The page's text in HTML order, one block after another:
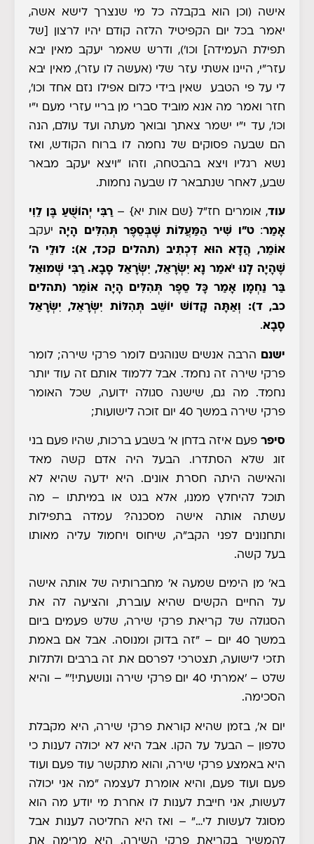
אישה (וכן הוא בקבלה כל מי שנצרך לישא אשה,
יאמר בכל יום הקפיטיל הלזה קודם יהיו לרצון
[של
תפילת העמידה]
וכו'), ודרש שאמר יעקב מאין יבא
עזר"י, היינו אשתי עזר שלי (אעשה לו עזר), מאין יבא
לי על פי הטבע שאין בידי כלום אפילו נזם אחד וכו',
חזר ואמר מה אנא מוביד סברי מן בריי עזרי מעם י"י
וכו', עד י"י ישמר צאתך ובואך מעתה ועד עולם, הנה
הם שבעה פסוקים של נחמה לו ברוח הקודש, ואז
נשא רגליו ויצא בהבטחה, וזהו "ויצא יעקב מבאר
שבע, לאחר שנתבאר לו שבעה נחמות.
עוד, אומרים חז"ל {שם אות יא} –רַבִּי יְהוֹשֻׁעַ בֶּן לֵוִי
אָמַר: ט"ו שִׁיר הַמַּעֲלוֹת שֶׁבְּסֵפֶר תְּהִלִּים הָיָה
יעקב
אוֹמֵר, הֲדָא הוּא דִכְתִיב (תהלים קכד, א): לוּלֵי ה'
שֶׁהָיָה לָנוּ יֹאמַר נָא יִשְׂרָאֵל, יִשְׂרָאֵל סָבָא. רַבִּי שְׁמוּאֵל
בַּר נַחְמָן אָמַר כָּל סֵפֶר תְּהִלִּים הָיָה אוֹמֵר (תהלים
כב, ד): וְאַתָּה קָדוֹשׁ יוֹשֵׁב תְּהִלּוֹת יִשְׂרָאֵל, יִשְׂרָאֵל
סָבָא.
ישנם
הרבה אנשים שנוהגים לומר פרקי שירה; לומר
פרקי שירה זה נחמד. אבל ללמוד אותם זה עוד יותר
נחמד. מה גם, שישנה סגולה ידועה, שכל האומר
פרקי שירה במשך 40 יום זוכה לישועות;
סיפר פעם איזה בדחן א' בשבע ברכות, שהיו פעם בני
זוג שלא הסתדרו. הבעל היה אדם קשה מאד
והאישה היתה חסרת אונים. היא ידעה שהיא לא
תוכל להיחלץ ממנו, אלא בגט או במיתתו – מה
עשתה אותה אישה מסכנה? עמדה בתפילות
ותחנונים לפני הקב"ה, שיחוס ויחמול עליה מאותו
בעל קשה.
בא' מן הימים שמעה א' מחברותיה של אותה אישה
על החיים הקשים שהיא עוברת, והציעה לה את
הסגולה של קריאת פרקי שירה, שלש פעמים ביום
במשך 40 יום – "זה בדוק ומנוסה. אבל אם באמת
תזכי לישועה, תצטרכי לפרסם את זה ברבים ולתלות
שלט – 'אמרתי 40 יום פרקי שירה ונושעתי!'" – והיא
הסכימה.
יום א', בזמן שהיא קוראת פרקי שירה, היא מקבלת
טלפון – הבעל על הקו. אבל היא לא יכולה לענות כי
היא באמצע פרקי שירה, והוא מתקשר עוד פעם ועוד
פעם ועוד פעם, והיא אומרת לעצמה "מה אני יכולה
לעשות, אני חייבת לענות לו אחרת מי יודע מה הוא
מסוגל לעשות לי…" – ואז היא החליטה לענות אבל
להמשיך בקריאת פרקי השירה. היא מרימה את